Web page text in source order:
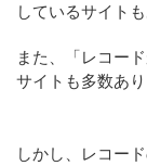
しているサイトも
また、「レコー
サイトも多数あり
しかし、レコー